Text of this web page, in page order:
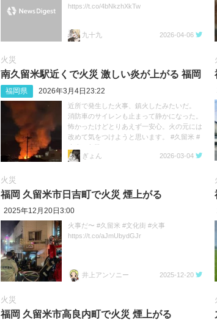
https://t.co/4bNkzhXkTw
九十九 2026-04-06
火災
南久留米駅近くで火災 激しい炎が上がる 福岡
福岡県 2026年3月4日23:22
近所で発生した火事、鎮火したみたいだ。
消防車のサイレンも止まって静かになった。
怖かったけどとりあえず一安心。火の元には
改めて気をつけようと思います。 #久留米 #
ぎょん
2026-03-04
火災
福岡 久留米市日吉町で火災 煙上がる
2025年12月20日3:00
火事だ〜 #久留米 #文化街 #火事
https://t.co/aJmUbydGJr
井上アンソニー 2025-12-20
火災
福岡 久留米市高良内町で火災 煙上がる